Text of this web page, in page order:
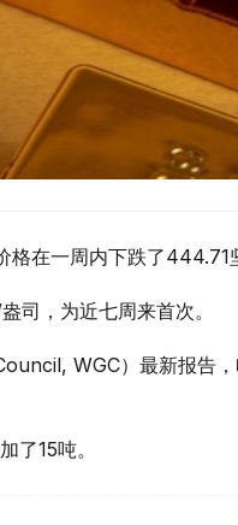
在一周内下跌了444.71
司，为近七周来首次。
WGC）最新报告
了15吨。